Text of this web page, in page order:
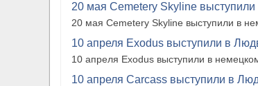
20 мая Cemetery Skyline выступили
20 мая Cemetery Skyline выступили в
10 апреля Exodus выступили в
10 апреля Exodus выступили в
10 апреля Carcass выступили в